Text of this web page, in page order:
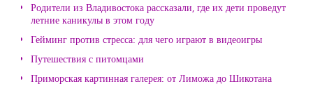
Родители из Владивостока рассказали, где их дети проведут
летние каникулы в этом году
Гейминг против стресса: для чего играют в видеоигры
Путешествия с питомцами
Приморская картинная галерея: от Лиможа до Шикотана